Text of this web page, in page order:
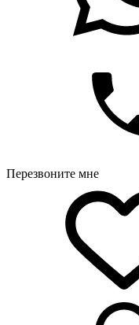
Перезвоните мне